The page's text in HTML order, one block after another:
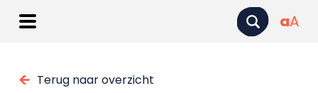
aA
Terug naar overzicht